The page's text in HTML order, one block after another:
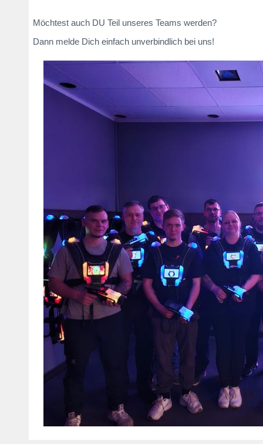
Möchtest auch DU Teil unseres Teams werden?
Dann melde Dich einfach unverbindlich bei uns!